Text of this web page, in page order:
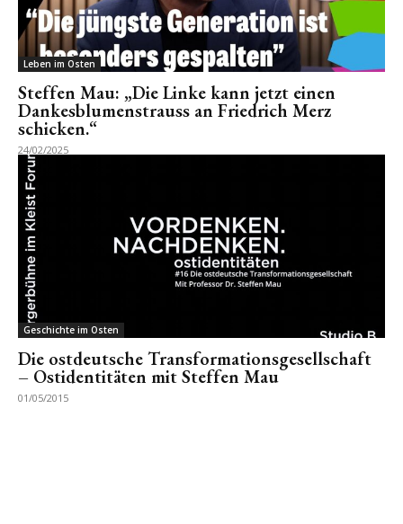
Leben im Osten
Steffen Mau: „Die Linke kann jetzt einen
Dankesblumenstrauss an Friedrich Merz
schicken.“
24/02/2025
Geschichte im Osten
Die ostdeutsche Transformationsgesellschaft
– Ostidentitäten mit Steffen Mau
01/05/2015